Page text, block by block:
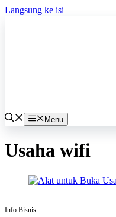
Langsung ke isi
Menu
Usaha wifi
Info Bisnis